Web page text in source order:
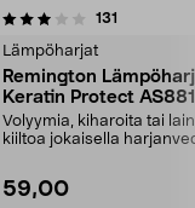
131
Lämpöharjat
Remington
Keratin Protect
Volyymia, kiharoita tai
kiiltoa jokaisella
59,00
3.5 viidestä